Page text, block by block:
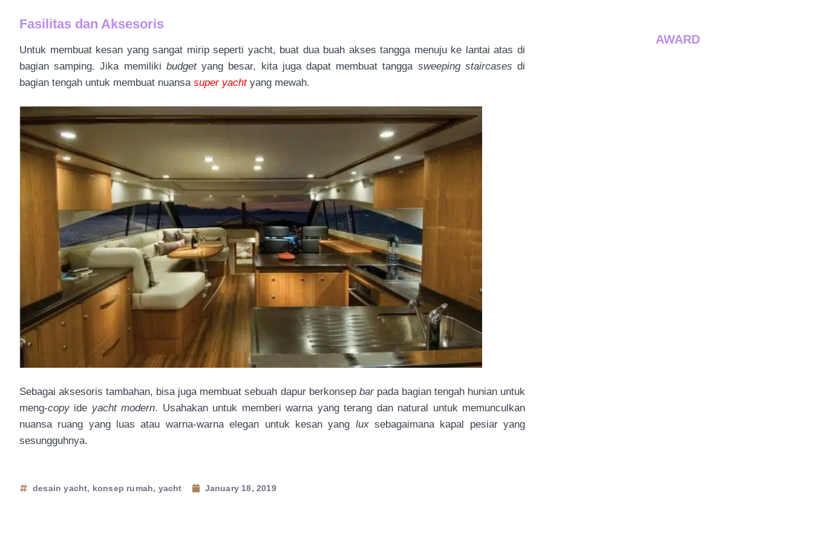
Fasilitas dan Aksesoris
Untuk membuat kesan yang sangat mirip seperti yacht, buat dua buah akses tangga menuju ke lantai atas di
bagian samping. Jika memiliki budgetyang besar, kita juga dapat membuat tangga sweeping staircases di
bagian tengah untuk membuat nuansa super yacht yang mewah.
Sebagai aksesoris tambahan, bisa juga membuat sebuah dapur berkonsep barpada bagian tengah hunian untuk
meng-copy ide yacht modern. Usahakan untuk memberi warna yang terang dan natural untuk memunculkan
nuansa ruang yang luas atau warna-warna elegan untuk kesan yang lux sebagaimana kapal pesiar yang
sesungguhnya.
desain yacht, konsep rumah, yacht January 18, 2019
AWARD